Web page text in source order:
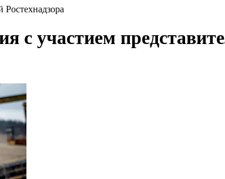
Ростехнадзора
с участием